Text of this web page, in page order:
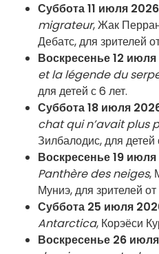
Суббота 11 июля
migrateur, Жак
Дебатс, для зрителей
Воскресенье 12
et la légende du
для детей с 6 лет.
Суббота 18 июля
chat qui n’avait plus
Зилбалодис, для детей
Воскресенье 19
Panthère des neiges,
Муниэ, для зрителей от
Суббота 25 июля
Antarctica, Корэёси
Воскресенье 26